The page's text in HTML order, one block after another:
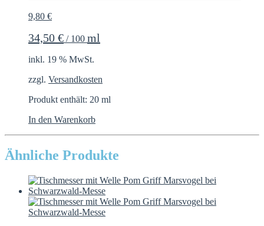
9,80 €
34,50 € / 100 ml
inkl. 19 % MwSt.
zzgl. Versandkosten
Produkt enthält: 20 ml
In den Warenkorb
Ähnliche Produkte